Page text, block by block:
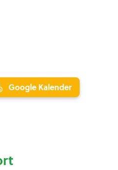
Google Kalender